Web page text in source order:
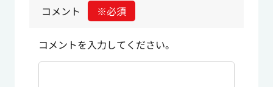
コメント ※必須
コメントを入力してください。